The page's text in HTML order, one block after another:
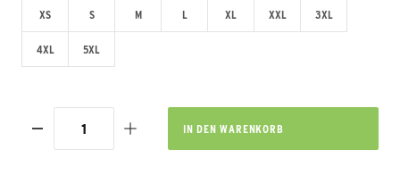
XS S M L XL XXL 3XL
4XL 5XL
IN DEN WARENKORB